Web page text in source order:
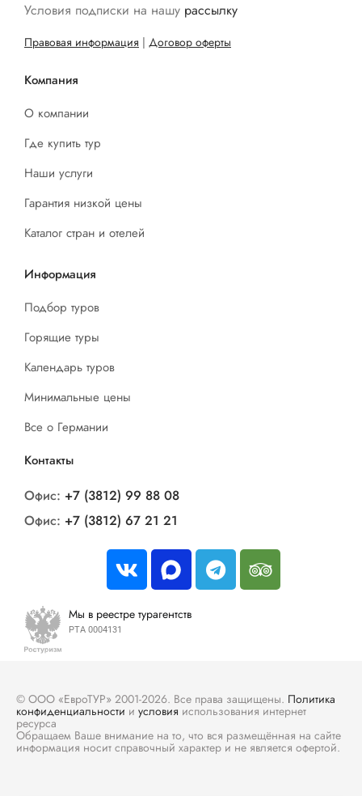
Условия подписки на нашу рассылку
Правовая информация | Договор оферты
Компания
О компании
Где купить тур
Наши услуги
Гарантия низкой цены
Каталог стран и отелей
Информация
Подбор туров
Горящие туры
Календарь туров
Минимальные цены
Все о Германии
Контакты
Офис: +7 (3812) 99 88 08
Офис: +7 (3812) 67 21 21
Мы в реестре турагентств
РТА 0004131
© ООО «ЕвроТУР» 2001-2026. Все права защищены. Политика
конфиденциальности и условия использования интернет
ресурса
Обращаем Ваше внимание на то, что вся размещённая на сайте
информация носит справочный характер и не является офертой.